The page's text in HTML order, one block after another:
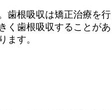
歯根吸収は矯正治療を
歯根吸収することが
ます。